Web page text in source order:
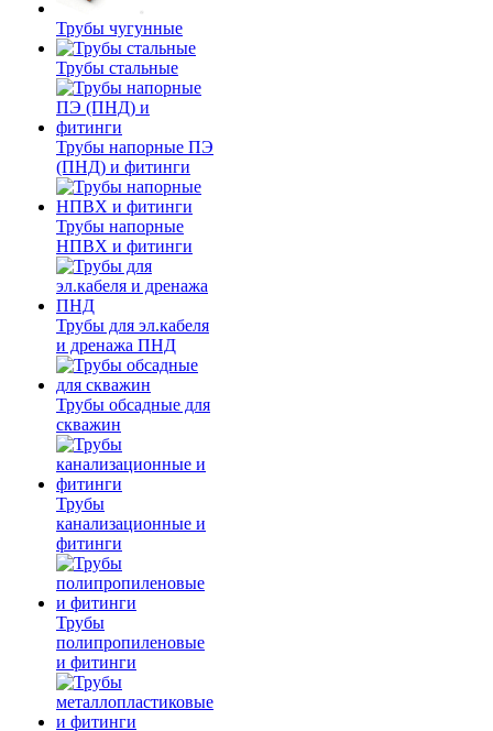
Трубы чугунные
Трубы стальные
Трубы напорные ПЭ
(ПНД) и фитинги
Трубы напорные
НПВХ и фитинги
Трубы для эл.кабеля
и дренажа ПНД
Трубы обсадные для
скважин
Трубы
канализационные и
фитинги
Трубы
полипропиленовые
и фитинги